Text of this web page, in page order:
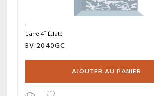
Carré 4¨ Éclaté
BV 2040GC
AJOUTER AU PANIER